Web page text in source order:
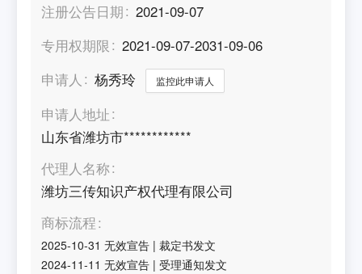
注册公告日期
2021-09-07
专用权期限
2021-09-07-2031-09-06
申请人
杨秀玲 监控此申请人
申请人地址
山东省潍坊市************
代理人名称
潍坊三传知识产权代理有限公司
商标流程
2025-10-31 无效宣告 |裁定书发文
2024-11-11 无效宣告 |受理通知发文